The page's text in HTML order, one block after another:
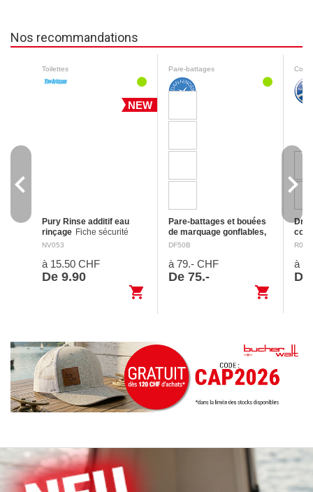
Nos recommandations
Toilettes
NEW
Pury Rinse additif eau
rinçage Fiche sécurité
Nettoie les réservoirs d'eau
mobiles avec de l'acide
citrique. Assure une odeur
fraîche grâce à l'huile de…
NV053
à 15.50 CHF
De 9.90
shopping_cart
Pare-battages
Pare-battages et bouées
de marquage gonflables,
Ø 41 cm
gonflage métallique.
Fabrication de qualité: Oeil
d’une grande solidité en
DF50B
à 79.- CHF
De 75.-
shopping_cart
relié
R084
à
De
navigate_before navigate_next